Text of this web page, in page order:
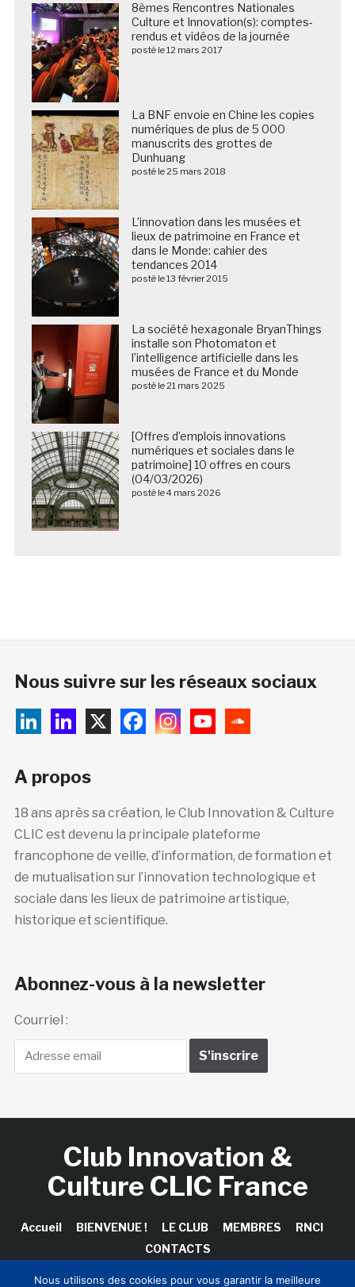
8èmes Rencontres Nationales
Culture et Innovation(s): comptes-
rendus et vidéos de la journée
posté le 12 mars 2017
La BNF envoie en Chine les copies
numériques de plus de 5 000
manuscrits des grottes de
Dunhuang
posté le 25 mars 2018
L’innovation dans les musées et
lieux de patrimoine en France et
dans le Monde: cahier des
tendances 2014
posté le 13 février 2015
La société hexagonale BryanThings
installe son Photomaton et
l’intelligence artificielle dans les
musées de France et du Monde
posté le 21 mars 2025
[Offres d’emplois innovations
numériques et sociales dans le
patrimoine] 10 offres en cours
(04/03/2026)
posté le 4 mars 2026
Nous suivre sur les réseaux sociaux
A propos
18 ans après sa création, le Club Innovation & Culture
CLIC est devenu la principale plateforme
francophone de veille, d’information, de formation et
de mutualisation sur l’innovation technologique et
sociale dans les lieux de patrimoine artistique,
historique et scientifique.
Abonnez-vous à la newsletter
Courriel :
Club Innovation &
Culture CLIC France
Accueil BIENVENUE ! LE CLUB MEMBRES
RNCI
CONTACTS
Nous utilisons des cookies pour vous garantir la meilleure